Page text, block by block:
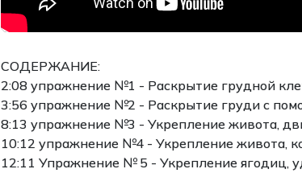
СОДЕРЖАНИЕ:
2:08 упражнение №1 - Раскрытие грудной
3:56 упражнение №2 - Раскрытие груди с
8:13 упражнение №3 - Укрепление живота,
10:12 упражнение №4 - Укрепление живота,
12:11 Упражнение № 5 - Укрепление ягодиц,